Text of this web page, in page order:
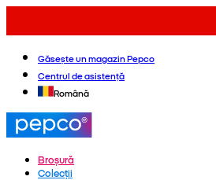
Găsește un magazin Pepco
Centrul de asistență
Română
Broșură
Colecții